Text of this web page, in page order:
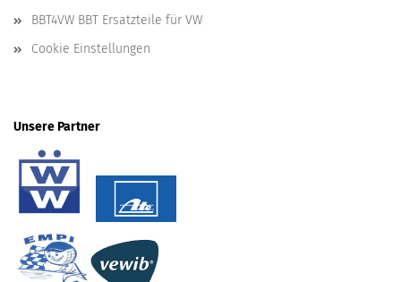
BBT4VW BBT Ersatzteile für VW
Cookie Einstellungen
Unsere Partner